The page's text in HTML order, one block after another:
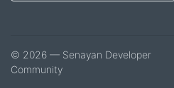
© 2026 — Senayan Developer
Community